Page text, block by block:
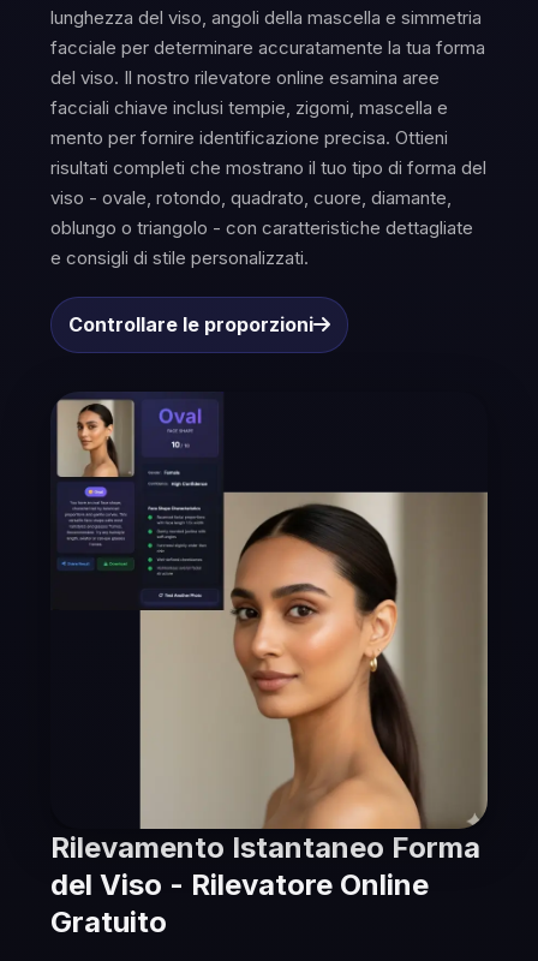
lunghezza del viso, angoli della mascella e simmetria
facciale per determinare accuratamente la tua forma
del viso. Il nostro rilevatore online esamina aree
facciali chiave inclusi tempie, zigomi, mascella e
mento per fornire identificazione precisa. Ottieni
risultati completi che mostrano il tuo tipo di forma del
viso - ovale, rotondo, quadrato, cuore, diamante,
oblungo o triangolo - con caratteristiche dettagliate
e consigli di stile personalizzati.
Controllare le proporzioni
Rilevamento Istantaneo Forma
del Viso - Rilevatore Online
Gratuito